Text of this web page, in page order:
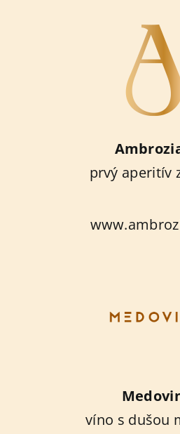
prvý aperitív
víno s dušou